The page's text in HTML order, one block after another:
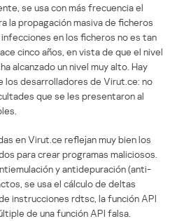
se usa con más frecuencia el
la propagación masiva de ficheros
en los ficheros no es tan
cinco años, en vista de que el nivel
alcanzado un nivel muy alto. Hay
los desarrolladores de Virut.ce: no
que se les presentaron al
en Virut.ce reflejan muy bien los
para crear programas maliciosos.
y antidepuración (anti-
se usa el cálculo de deltas
instrucciones rdtsc, la función API
de una función API falsa.